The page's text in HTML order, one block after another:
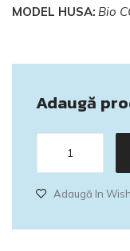
MODEL HUSA: Bio
Adaugă
Adaugă In